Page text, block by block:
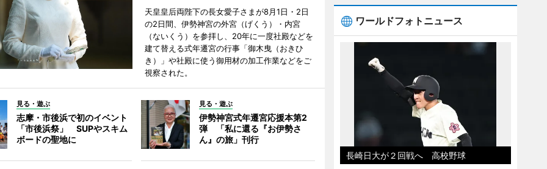
天皇皇后両陛下の長女愛子さまが8月1日・2日
の2日間、伊勢神宮の外宮（げくう）・内宮
（ないくう）を参拝し、20年に一度社殿などを
建て替える式年遷宮の行事「御木曳（おきひ
き）」や社殿に使う御用材の加工作業などをご
視察された。
見る・遊ぶ
志摩・市後浜で初のイベント
「市後浜祭」 SUPやスキム
ボードの聖地に
見る・遊ぶ
伊勢神宮式年遷宮応援本第2
弾 「私に還る『お伊勢さ
ん』の旅」刊行
ワールドフォトニュース
長崎日大が２回戦へ 高校野球